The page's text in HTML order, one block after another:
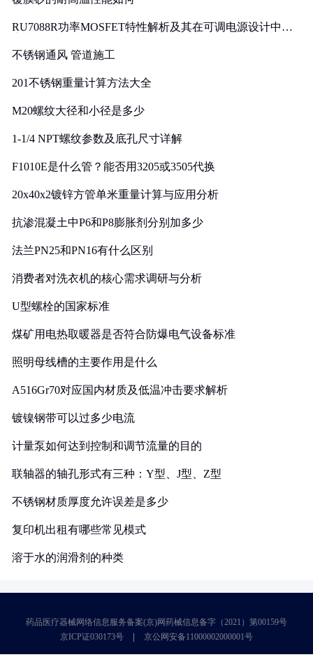
RU7088R功率MOSFET特性解析及其在可调电源设计中的
不锈钢通风 管道施工
201不锈钢重量计算方法大全
M20螺纹大径和小径是多少
1-1/4 NPT螺纹参数及底孔尺寸详解
F1010E是什么管？能否用3205或3505代换
20x40x2镀锌方管单米重量计算与应用分析
抗渗混凝土中P6和P8膨胀剂分别加多少
法兰PN25和PN16有什么区别
消费者对洗衣机的核心需求调研与分析
U型螺栓的国家标准
煤矿用电热取暖器是否符合防爆电气设备标准
照明母线槽的主要作用是什么
A516Gr70对应国内材质及低温冲击要求解析
镀镍钢带可以过多少电流
计量泵如何达到控制和调节流量的目的
联轴器的轴孔形式有三种：Y型、J型、Z型
不锈钢材质厚度允许误差是多少
复印机出租有哪些常见模式
溶于水的润滑剂的种类
药品医疗器械网络信息服务备案(京)网药械信息备字（2021）第00159号
京ICP证030173号
京公网安备11000002000001号